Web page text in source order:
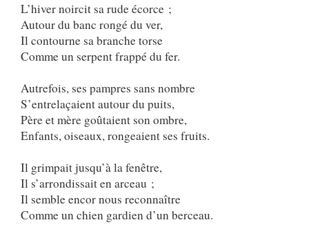
L’hiver noircit sa rude écorce ;
Autour du banc rongé du ver,
Il contourne sa branche torse
Comme un serpent frappé du fer.
Autrefois, ses pampres sans nombre
S’entrelaçaient autour du puits,
Père et mère goûtaient son ombre,
Enfants, oiseaux, rongeaient ses fruits.
Il grimpait jusqu’à la fenêtre,
Il s’arrondissait en arceau ;
Il semble encor nous reconnaître
Comme un chien gardien d’un berceau.